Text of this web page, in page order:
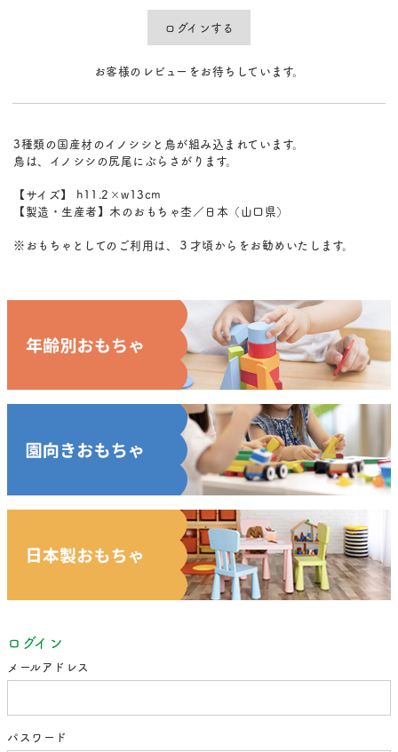
ログインする
お客様のレビューをお待ちしています。
3種類の国産材のイノシシと鳥が組み込まれています。
鳥は、イノシシの尻尾にぶらさがります。
【サイズ】 h11.2×w13cm
【製造・生産者】木のおもちゃ杢／日本（山口県）
※おもちゃとしてのご利用は、３才頃からをお勧めいたします。
ログイン
メールアドレス
パスワード